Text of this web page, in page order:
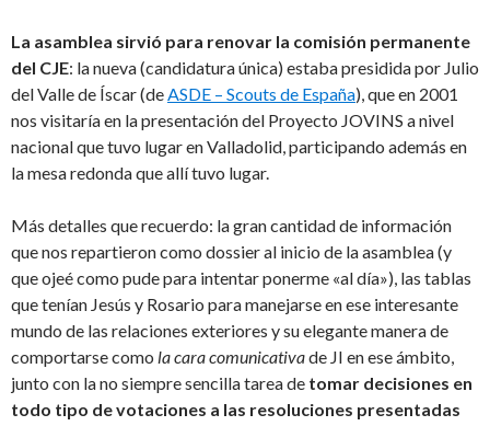
La asamblea sirvió para renovar la comisión permanente
del CJE: la nueva (candidatura única) estaba presidida por Julio
del Valle de Íscar (deASDE – Scouts de España), que en 2001
nos visitaría en la presentación del Proyecto JOVINS a nivel
nacional que tuvo lugar en Valladolid, participando además en
la mesa redonda que allí tuvo lugar.
Más detalles que recuerdo: la gran cantidad de información
que nos repartieron como dossier al inicio de la asamblea (y
que ojeé como pude para intentar ponerme «al día»), las tablas
que tenían Jesús y Rosario para manejarse en ese interesante
mundo de las relaciones exteriores y su elegante manera de
comportarse como la cara comunicativade JI en ese ámbito,
junto con la no siempre sencilla tarea de tomar decisiones en
todo tipo de votaciones a las resoluciones presentadas